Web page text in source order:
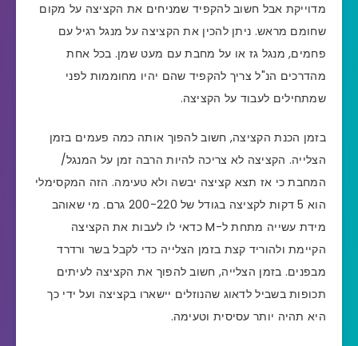
מדוייקת אבל חשוב להקפיד שמניחים את הקציצה על מקום
שחומם מראש. ניתן להכין את הקציצה על מנגל רגיל עם
פחמים, מנגל גז או על מחבת עם מעט שמן. בכל אחת
מהדרכים הנ"ל צריך להקפיד שהם יהיו מחוממות לפני
שמתחילים לעבוד על הקציצה.
בזמן הכנת הקציצה, חשוב להפוך אותה כמה פעמים בזמן
הצלייה. הקציצה לא צריכה להיות הרבה זמן על המנגל/
המחבת כי אז תצא קציצה יבשה ולא טעימה. הזה המקסימלי
הוא 5 דקות לקציצה בגודל של 200-220 גרם. מי שאוהב
מידת עשייה מתחת ל-M כדאי לו לעבות את הקציצה
הקיימת ולהוריד קצת בזמן הצלייה כדי לקבל בשר ורדרד
מבפנים. בזמן הצלייה, חשוב להפוך את הקציצה לעיתים
תכופות בשביל לדאוג שהנוזלים יישארו בקציצה ועל ידי כך
היא תהיה יותר עסיסית וטעימה.